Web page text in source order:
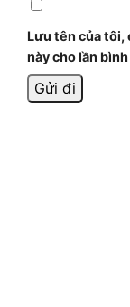
Lưu tên của tôi,
này cho lần